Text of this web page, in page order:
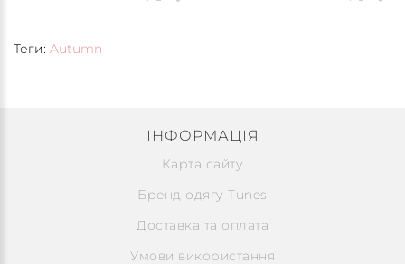
Теги: Autumn
ІНФОРМАЦІЯ
Карта сайту
Бренд одягу Tunes
Доставка та оплата
Умови використання